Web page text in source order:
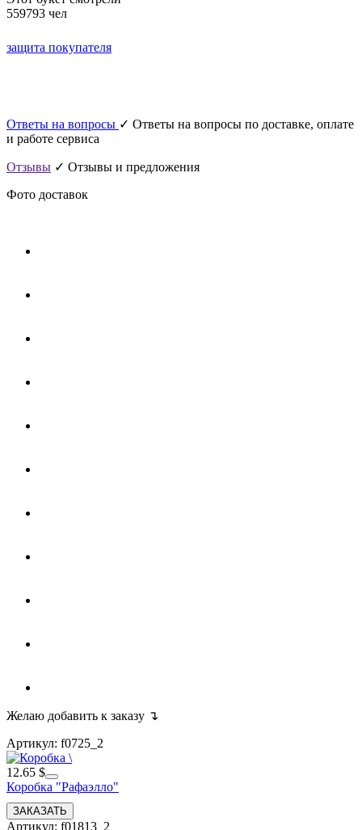
559793 чел
защита покупателя
Ответы на вопросы ✓ Ответы на вопросы по доставке, оплате
и работе сервиса
Отзывы ✓ Отзывы и предложения
Фото доставок
Желаю добавить к заказу ↴
Артикул: f0725_2
12.65 $
Коробка "Рафаэлло"
Артикул: f01813_2